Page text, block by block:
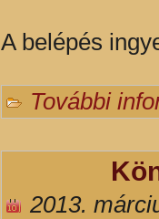
A belépés
További
2013.